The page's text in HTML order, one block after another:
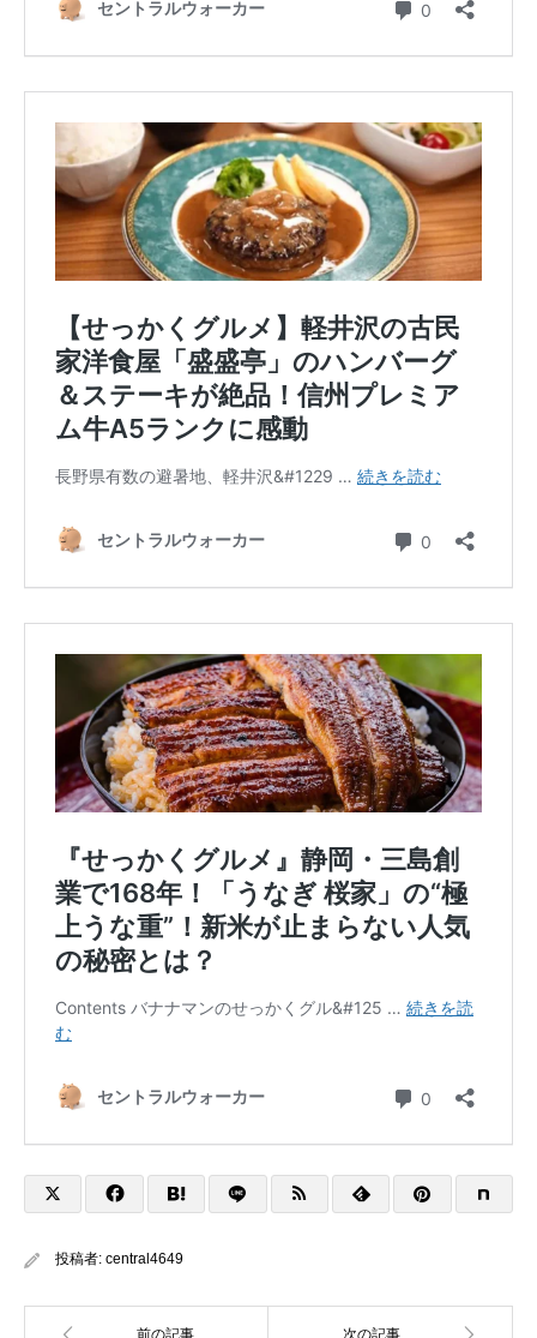
投稿者: central4649